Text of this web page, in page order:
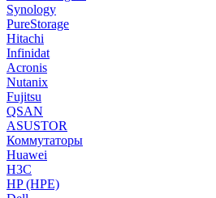
Synology
PureStorage
Hitachi
Infinidat
Acronis
Nutanix
Fujitsu
QSAN
ASUSTOR
Коммутаторы
Huawei
H3C
HP (HPE)